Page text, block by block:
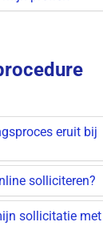
eruit bij
solliciteren?
sollicitatie